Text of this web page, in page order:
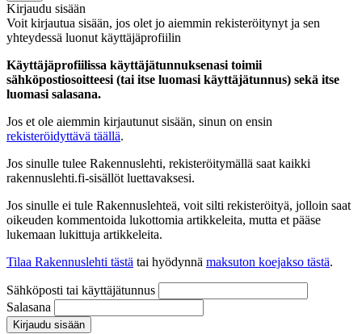
Kirjaudu sisään
Voit kirjautua sisään, jos olet jo aiemmin rekisteröitynyt ja sen
yhteydessä luonut käyttäjäprofiilin
Käyttäjäprofiilissa käyttäjätunnuksenasi toimii
sähköpostiosoitteesi (tai itse luomasi käyttäjätunnus) sekä itse
luomasi salasana.
Jos et ole aiemmin kirjautunut sisään, sinun on ensin
rekisteröidyttävä täällä.
Jos sinulle tulee Rakennuslehti, rekisteröitymällä saat kaikki
rakennuslehti.fi-sisällöt luettavaksesi.
Jos sinulle ei tule Rakennuslehteä, voit silti rekisteröityä, jolloin saat
oikeuden kommentoida lukottomia artikkeleita, mutta et pääse
lukemaan lukittuja artikkeleita.
Tilaa Rakennuslehti tästä tai hyödynnä maksuton koejakso tästä.
Sähköposti tai käyttäjätunnus
Salasana
Kirjaudu sisään